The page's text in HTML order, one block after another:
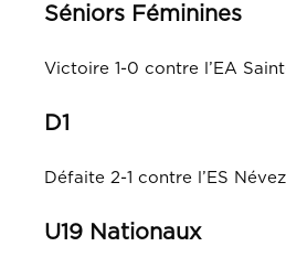
Séniors Féminines
Victoire 1-0 contre l’EA
D1
Défaite 2-1 contre l’ES Névez
U19 Nationaux